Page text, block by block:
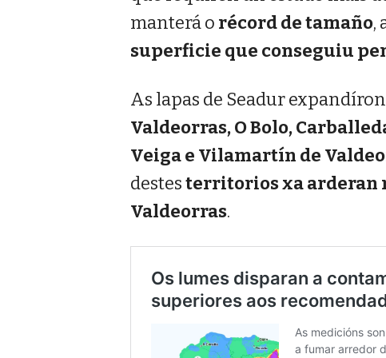
manterá o récord de tamaño,
superficie que conseguiu
As lapas de Seadur
Valdeorras, O Bolo,
Veiga e Vilamartín de
destesterritorios xa arderan
Valdeorras.